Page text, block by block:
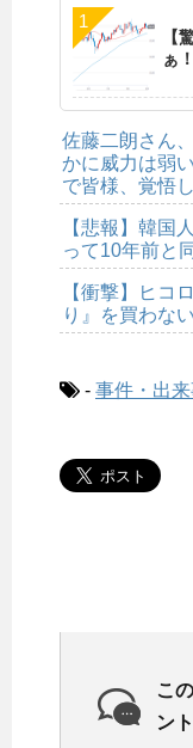
【
ぁ
佐藤二朗さん
かに威力は弱
で皆様、覚悟
【悲報】韓国
って10年前と
【衝撃】ヒコ
り』を買わな
- 事件・出
こ
ン